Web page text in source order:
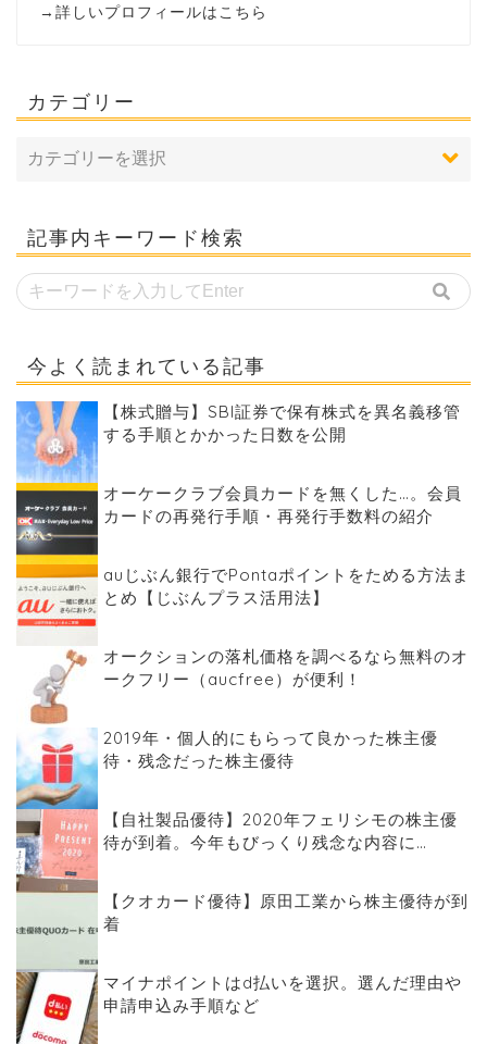
→ 詳しいプロフィールはこちら
カテゴリー
記事内キーワード検索
今よく読まれている記事
【株式贈与】SBI証券で保有株式を異名義移管
する手順とかかった日数を公開
オーケークラブ会員カードを無くした…。会員
カードの再発行手順・再発行手数料の紹介
auじぶん銀行でPontaポイントをためる方法ま
とめ【じぶんプラス活用法】
オークションの落札価格を調べるなら無料のオ
ークフリー（aucfree）が便利！
2019年・個人的にもらって良かった株主優
待・残念だった株主優待
【自社製品優待】2020年フェリシモの株主優
待が到着。今年もびっくり残念な内容に…
【クオカード優待】原田工業から株主優待が到
着
マイナポイントはd払いを選択。選んだ理由や
申請申込み手順など